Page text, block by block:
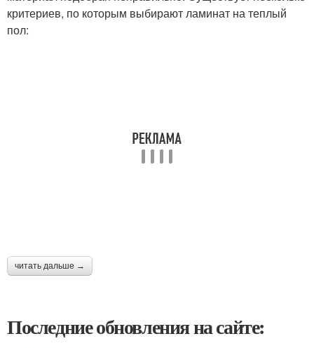
критериев, по которым выбирают ламинат на теплый
пол:
читать дальше →
Последние обновления на сайте: